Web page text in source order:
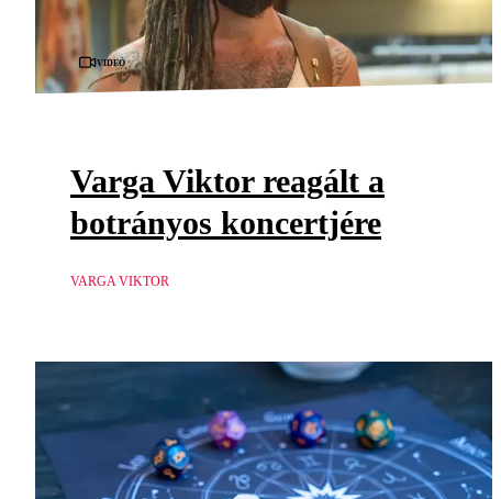
Videó
Varga Viktor reagált a
botrányos koncertjére
VARGA VIKTOR